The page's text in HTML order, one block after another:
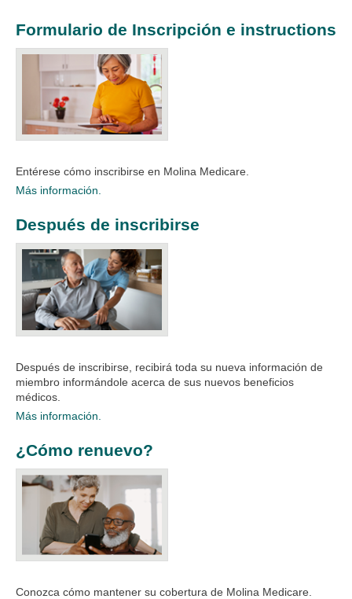
Formulario de Inscripción e instructions
Entérese cómo inscribirse en Molina Medicare.​​​
Más información.
Después de inscribirse
Después de inscribirse, recibirá toda su nueva información de
miembro informándole acerca de sus nuevos beneficios
médicos.
Más información.
¿Cómo renuevo?
Conozca cómo mantener su cobertura de Molina Medicare.